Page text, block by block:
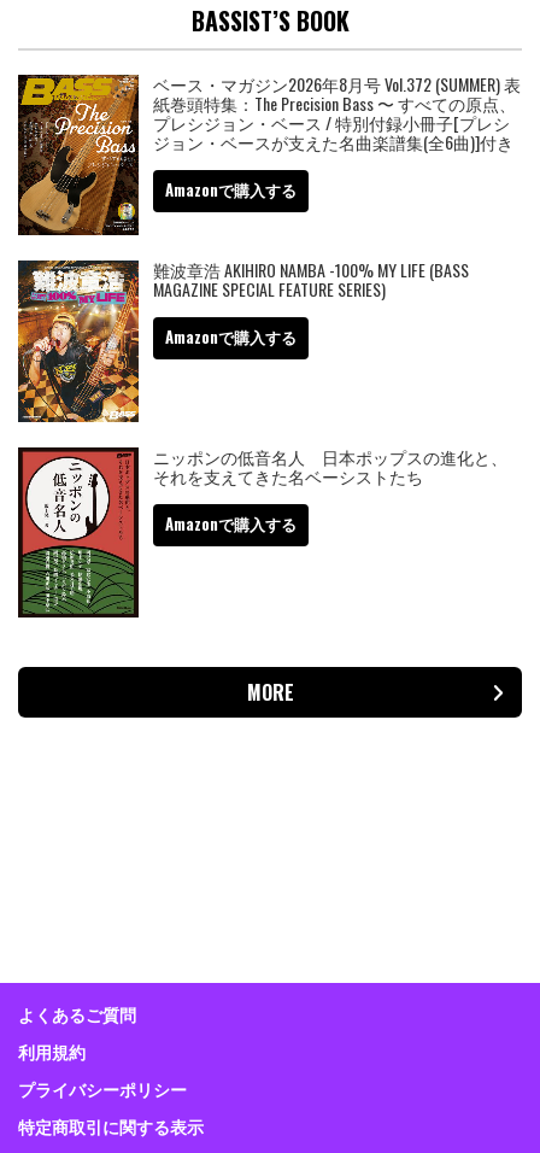
BASSIST’S BOOK
ベース・マガジン2026年8月号 Vol.372 (SUMMER) 表
紙巻頭特集：The Precision Bass 〜 すべての原点、
プレシジョン・ベース / 特別付録小冊子[プレシ
ジョン・ベースが支えた名曲楽譜集(全6曲)]付き
Amazonで購入する
難波章浩 AKIHIRO NAMBA -100% MY LIFE (BASS
MAGAZINE SPECIAL FEATURE SERIES)
Amazonで購入する
ニッポンの低音名人 日本ポップスの進化と、
それを支えてきた名ベーシストたち
Amazonで購入する
MORE
よくあるご質問
利用規約
プライバシーポリシー
特定商取引に関する表示